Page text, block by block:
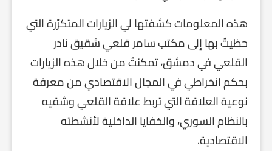
هذه المعلومات كشفتها لي الزيارات المتكرّرة التي
حظيتُ بها إلى مكتب سامر قلعي شقيق نادر
القلعي في دمشق، تمكنتُ من خلال هذه الزيارات
بحكم انخراطي في المجال الاقتصادي من معرفة
نوعية العلاقة التي تربط علاقة القلعي وشقيه
بالنظام السوري، والخفايا الداخلية لأنشطته
الاقتصادية.